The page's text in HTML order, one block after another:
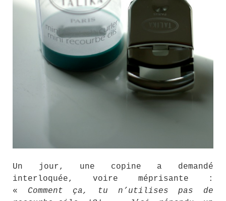
Un jour, une copine a demandé
interloquée, voire méprisante :
« Comment ça, tu n’utilises pas de